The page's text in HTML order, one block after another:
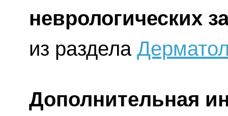
неврологических
из раздела
Дополнительная